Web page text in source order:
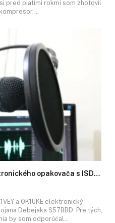
pred piatimi rokmi som zhotovil
opakovača s ISD…
a OK1UKE elektronický
Debejaka S57BBD. Pre tých,
by som odporúčal…